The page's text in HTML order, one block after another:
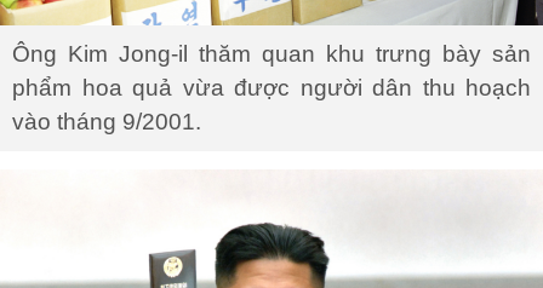
Ông Kim Jong-il thăm quan khu trưng bày sản
phẩm hoa quả vừa được người dân thu hoạch
vào tháng 9/2001.